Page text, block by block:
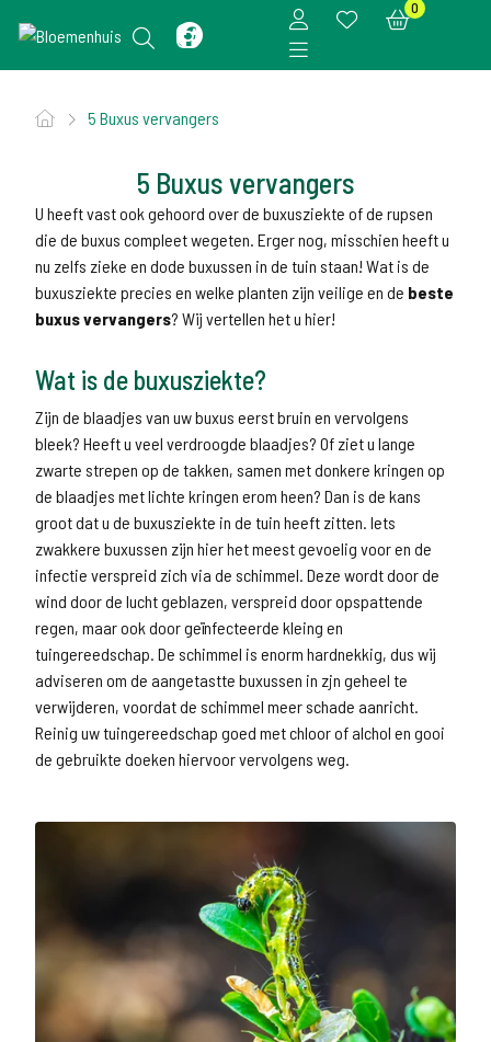
0
5 Buxus vervangers
5 Buxus vervangers
U heeft vast ook gehoord over de buxusziekte of de rupsen
die de buxus compleet wegeten. Erger nog, misschien heeft u
nu zelfs zieke en dode buxussen in de tuin staan! Wat is de
buxusziekte precies en welke planten zijn veilige en de beste
buxus vervangers? Wij vertellen het u hier!
Wat is de buxusziekte?
Zijn de blaadjes van uw buxus eerst bruin en vervolgens
bleek? Heeft u veel verdroogde blaadjes? Of ziet u lange
zwarte strepen op de takken, samen met donkere kringen op
de blaadjes met lichte kringen erom heen? Dan is de kans
groot dat u de buxusziekte in de tuin heeft zitten. Iets
zwakkere buxussen zijn hier het meest gevoelig voor en de
infectie verspreid zich via de schimmel. Deze wordt door de
wind door de lucht geblazen, verspreid door opspattende
regen, maar ook door geïnfecteerde kleing en
tuingereedschap. De schimmel is enorm hardnekkig, dus wij
adviseren om de aangetastte buxussen in zjn geheel te
verwijderen, voordat de schimmel meer schade aanricht.
Reinig uw tuingereedschap goed met chloor of alchol en gooi
de gebruikte doeken hiervoor vervolgens weg.